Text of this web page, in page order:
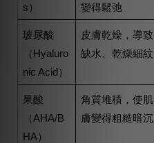
s）
變得鬆弛
玻尿酸
（Hyaluro
nic Acid）
皮膚乾燥，導致
缺水、乾燥細紋
果酸
（AHA/B
HA）
角質堆積，使肌
膚變得粗糙暗沉